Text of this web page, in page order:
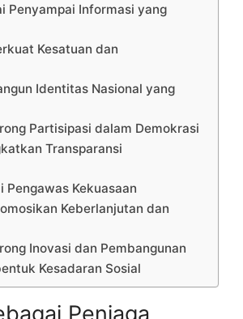
Penyampai Informasi yang
Kesatuan dan
Identitas Nasional yang
Partisipasi dalam Demokrasi
Transparansi
Pengawas Kekuasaan
Keberlanjutan dan
Inovasi dan Pembangunan
Kesadaran Sosial
Penjaga